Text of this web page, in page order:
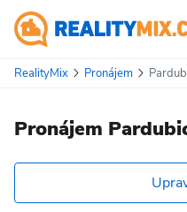
RealityMix Pronájem
Pronájem